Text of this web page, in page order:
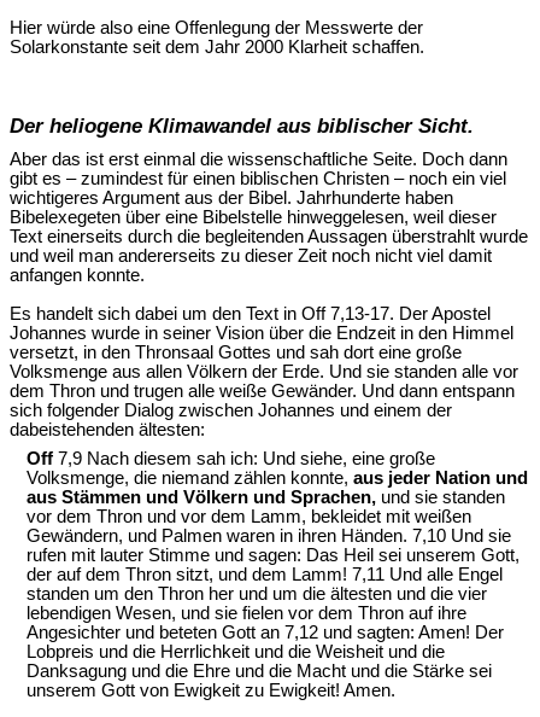
Hier würde also eine Offenlegung der Messwerte der
Solarkonstante seit dem Jahr 2000 Klarheit schaffen.
Der heliogene Klimawandel aus biblischer Sicht.
Aber das ist erst einmal die wissenschaftliche Seite. Doch dann
gibt es – zumindest für einen biblischen Christen – noch ein viel
wichtigeres Argument aus der Bibel. Jahrhunderte haben
Bibelexegeten über eine Bibelstelle hinweggelesen, weil dieser
Text einerseits durch die begleitenden Aussagen überstrahlt wurde
und weil man andererseits zu dieser Zeit noch nicht viel damit
anfangen konnte.
Es handelt sich dabei um den Text in Off 7,13-17. Der Apostel
Johannes wurde in seiner Vision über die Endzeit in den Himmel
versetzt, in den Thronsaal Gottes und sah dort eine große
Volksmenge aus allen Völkern der Erde. Und sie standen alle vor
dem Thron und trugen alle weiße Gewänder. Und dann entspann
sich folgender Dialog zwischen Johannes und einem der
dabeistehenden ältesten:
Off 7,9 Nach diesem sah ich: Und siehe, eine große
Volksmenge, die niemand zählen konnte, aus jeder Nation und
aus Stämmen und Völkern und Sprachen, und sie standen
vor dem Thron und vor dem Lamm, bekleidet mit weißen
Gewändern, und Palmen waren in ihren Händen. 7,10 Und sie
rufen mit lauter Stimme und sagen: Das Heil sei unserem Gott,
der auf dem Thron sitzt, und dem Lamm! 7,11 Und alle Engel
standen um den Thron her und um die ältesten und die vier
lebendigen Wesen, und sie fielen vor dem Thron auf ihre
Angesichter und beteten Gott an 7,12 und sagten: Amen! Der
Lobpreis und die Herrlichkeit und die Weisheit und die
Danksagung und die Ehre und die Macht und die Stärke sei
unserem Gott von Ewigkeit zu Ewigkeit! Amen.